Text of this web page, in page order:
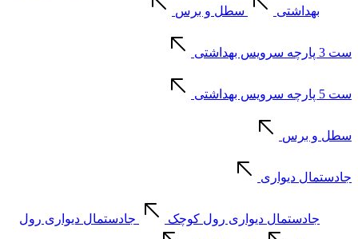
بهداشتی سطل و برس
ست 3 پارچه سرویس بهداشتی
ست 5 پارچه سرویس بهداشتی
سطل و برس
جادستمال دیواری
جادستمال دیواری رول کوچک جادستمال دیواری رول